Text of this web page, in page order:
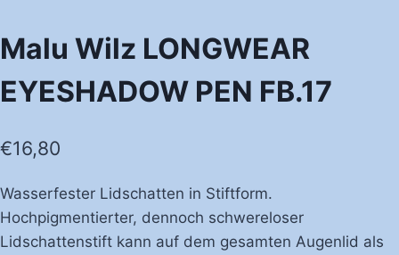
Malu Wilz LONGWEAR
EYESHADOW PEN FB.17
€16,80
Wasserfester Lidschatten in Stiftform.
Hochpigmentierter, dennoch schwereloser
Lidschattenstift kann auf dem gesamten Augenlid als